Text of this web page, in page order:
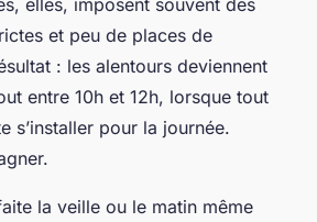
et peu de places de
: les alentours deviennent
entre 10h et 12h, lorsque tout
s’installer pour la journée.
la veille ou le matin même